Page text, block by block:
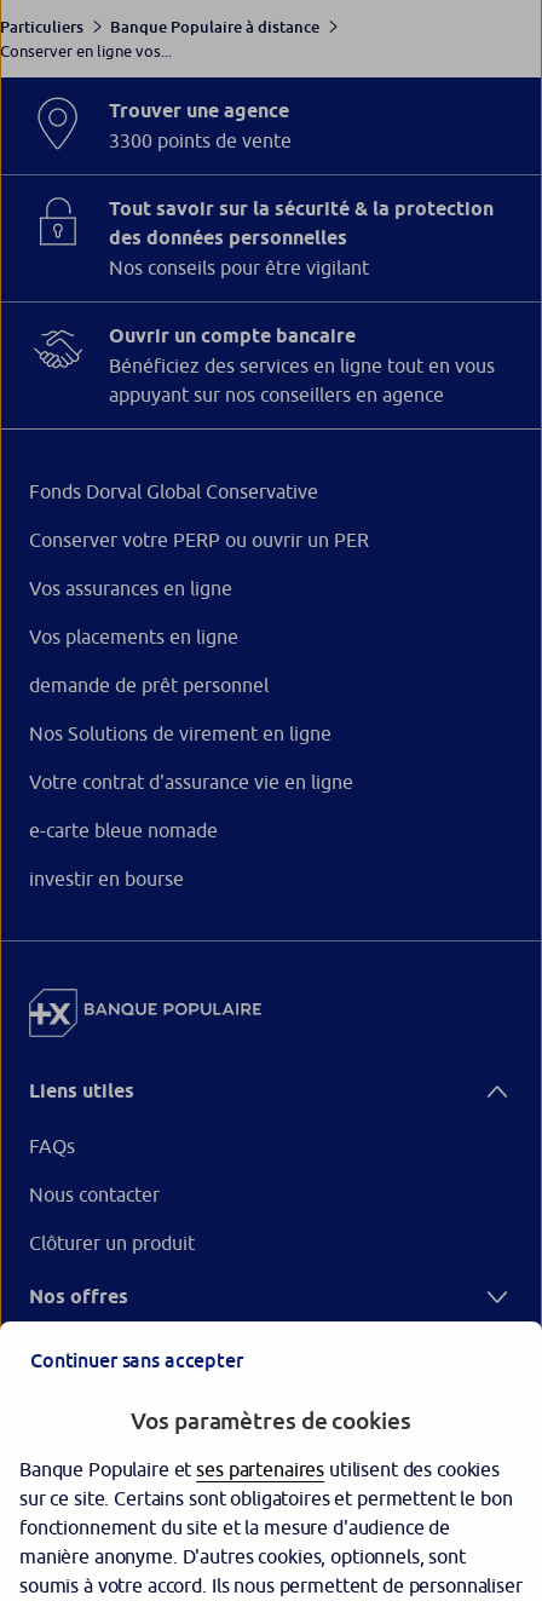
Particuliers
Banque Populaire à distance
Conserver en ligne vos...
Trouver une agence
3300 points de vente
Tout savoir sur la sécurité & la protection
des données personnelles
Nos conseils pour être vigilant
Ouvrir un compte bancaire
Bénéficiez des services en ligne tout en vous
appuyant sur nos conseillers en agence
Fonds Dorval Global Conservative
Conserver votre PERP ou ouvrir un PER
Vos assurances en ligne
Vos placements en ligne
demande de prêt personnel
Nos Solutions de virement en ligne
Votre contrat d'assurance vie en ligne
e-carte bleue nomade
investir en bourse
Liens utiles
FAQs
Nous contacter
Clôturer un produit
Nos offres
Garantie des dépôts
Continuer sans accepter
Vos paramètres de cookies
Banque Populaire etses partenaires utilisent des cookies
sur ce site. Certains sont obligatoires et permettent le bon
fonctionnement du site et la mesure d'audience de
manière anonyme. D'autres cookies, optionnels, sont
soumis à votre accord. Ils nous permettent de personnaliser